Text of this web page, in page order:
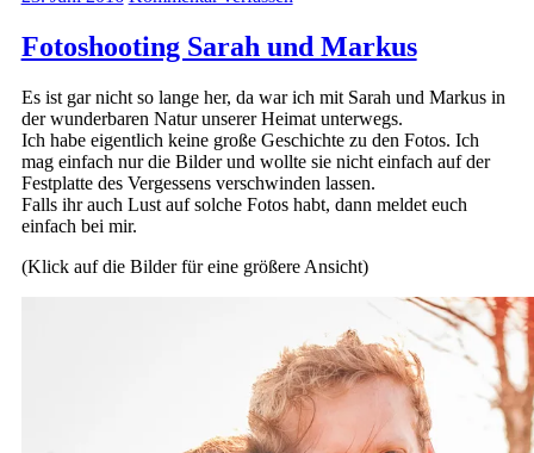
Fotoshooting Sarah und Markus
Es ist gar nicht so lange her, da war ich mit Sarah und Markus in
der wunderbaren Natur unserer Heimat unterwegs.
Ich habe eigentlich keine große Geschichte zu den Fotos. Ich
mag einfach nur die Bilder und wollte sie nicht einfach auf der
Festplatte des Vergessens verschwinden lassen.
Falls ihr auch Lust auf solche Fotos habt, dann meldet euch
einfach bei mir.
(Klick auf die Bilder für eine größere Ansicht)